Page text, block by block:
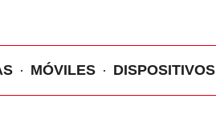
MÓVILES DISPOSITIVOS